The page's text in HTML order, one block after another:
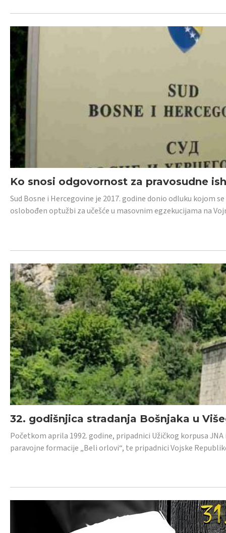
Ko snosi odgovornost za pravosudne
Sud Bosne i Hercegovine je 2017. godine donio odluku kojom
oslobođen optužbi za učešće u masovnim egzekucijama na
32. godišnjica stradanja Bošnjaka u
Početkom aprila 1992. godine, pripadnici Užičkog korpusa
paravojne formacije „Beli orlovi“, te pripadnici Vojske